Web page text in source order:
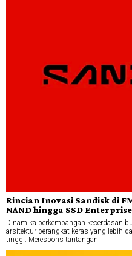
Rincian Inovasi Sandisk di
NAND hingga SSD Enterprise
Dinamika perkembangan kecerdasan
arsitektur perangkat keras yang lebih
tinggi. Merespons tantangan